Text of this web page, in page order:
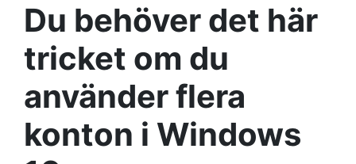
Du behöver det här
tricket om du
använder flera
konton i Windows